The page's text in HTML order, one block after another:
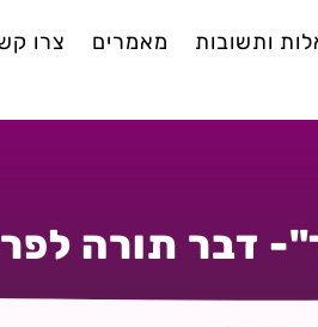
ותשובות מאמרים צרו
דבר תורה